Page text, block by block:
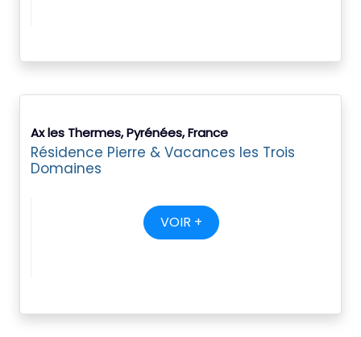
Ax les Thermes, Pyrénées, France
Résidence Pierre & Vacances les Trois
Domaines
VOIR +